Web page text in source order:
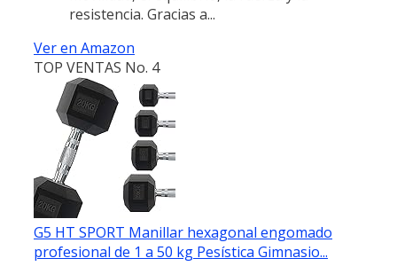
resistencia. Gracias a...
Ver en Amazon
TOP VENTAS No. 4
G5 HT SPORT Manillar hexagonal engomado
profesional de 1 a 50 kg Pesística Gimnasio...